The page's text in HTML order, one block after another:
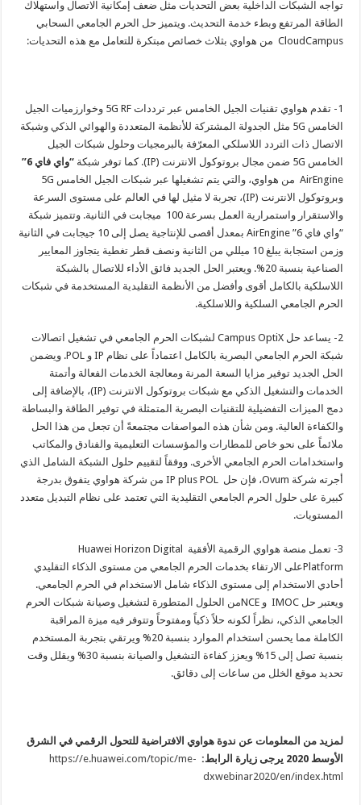
تواجه الشبكات الداخلية بعض التحديات مثل ضعف إمكانية الاتصال واستهلاك
الطاقة المرتفع وبطء خدمة التحديث. ويتميز حل الحرم الجامعي السحابي
CloudCampus من هواوي بثلاث خصائص مبتكرة للتعامل مع هذه التحديات:
1- تقدم هواوي تقنيات الجيل الخامس عبر ترددات 5G RF وخوارزميات الجيل
الخامس 5G مثل الجدولة المشتركة للأنظمة المتعددة والهوائي الذكي وشبكة
الاتصال ذات التردد اللاسلكي المعرّفة بالبرمجيات وحلول شبكات الجيل
الخامس 5G ضمن مجال بروتوكول الانترنت (IP). كما توفر شبكة
“واي فاي 6”
AirEngine من هواوي، والتي يتم تشغيلها عبر شبكات الجيل الخامس 5G
وبروتوكول الانترنت (IP)، تجربة لا مثيل لها في العالم على مستوى السرعة
والاستقرار واستمرارية العمل بسرعة 100 ميجابت في الثانية. وتتميز شبكة
“واي فاي 6” AirEngine بمعدل أقصى للإنتاجية يصل إلى 10 جيجابت في الثانية
وزمن استجابة يبلغ 10 ميللي من الثانية ونصف قطر تغطية يتجاوز المعايير
الصناعية بنسبة 20%. ويعتبر الحل الجديد فائق الأداء للاتصال بالشبكة
اللاسلكية بالكامل أقوى وأفضل من الأنظمة التقليدية المستخدمة في شبكات
الحرم الجامعي السلكية واللاسلكية.
2- يساعد حل Campus OptiX لشبكات الحرم الجامعي في تشغيل اتصالات
شبكة الحرم الجامعي البصرية بالكامل اعتماداً على نظام IP و POL. ويضمن
الحل الجديد توفير مزايا السعة المرنة ومعالجة الخدمات الفعالة وأتمتة
الخدمات والتشغيل الذكي مع شبكات بروتوكول الانترنت (IP)، بالإضافة إلى
دمج الميزات التفضيلية للتقنيات البصرية المتمثلة في توفير الطاقة والبساطة
والكفاءة العالية. ومن شأن هذه المواصفات مجتمعةً أن تجعل من هذا الحل
ملائماً على نحو خاص للمطارات والمؤسسات التعليمية والفنادق والمكاتب
واستخدامات الحرم الجامعي الأخرى. ووفقاً لتقييم حلول الشبكة الشامل الذي
أجرته شركة Ovum، فإن حل IP plus POL من شركة هواوي يتفوق بدرجة
كبيرة على حلول الحرم الجامعي التقليدية التي تعتمد على نظام التبديل متعدد
المستويات.
3- تعمل منصة هواوي الرقمية الأفقية Huawei Horizon Digital
Platformعلى الارتقاء بخدمات الحرم الجامعي من مستوى الذكاء التقليدي
أحادي الاستخدام إلى مستوى الذكاء شامل الاستخدام في الحرم الجامعي.
ويعتبر حل IMOC و NCEمن الحلول المتطورة لتشغيل وصيانة شبكات الحرم
الجامعي الذكي، نظراً لكونه حلاً ذكياً ومفتوحاً وتتوفر فيه ميزة المراقبة
الكاملة مما يحسن استخدام الموارد بنسبة 20% ويرتقي بتجربة المستخدم
بنسبة تصل إلى 15% ويعزز كفاءة التشغيل والصيانة بنسبة 30% ويقلل وقت
تحديد موقع الخلل من ساعات إلى دقائق.
لمزيد من المعلومات عن ندوة هواوي الافتراضية للتحول الرقمي في الشرق
الأوسط 2020 يرجى زيارة الرابط:
https://e.huawei.com/topic/me-
dxwebinar2020/en/index.html